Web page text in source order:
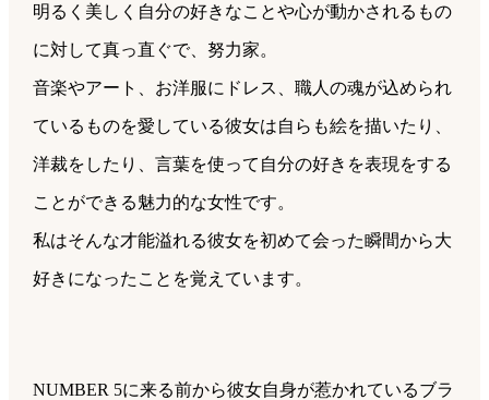
明るく美しく自分の好きなことや心が動かされるもの
に対して真っ直ぐで、努力家。
音楽やアート、お洋服にドレス、 職人の魂が込められ
ているものを愛している彼女は自らも絵を描いたり、
洋裁をしたり、言葉を使って 自分の好きを表現をする
ことができる魅力的な女性です。
私はそんな才能溢れる彼女を初めて会った瞬間から大
好きになったことを覚えています。
NUMBER 5に来る前から彼女自身が惹かれているブラ